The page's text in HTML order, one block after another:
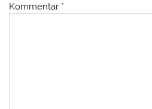
Kommentar *